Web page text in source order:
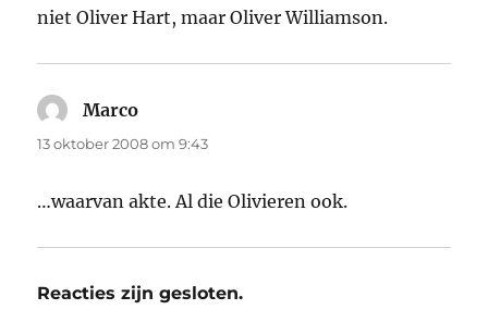
niet Oliver Hart, maar Oliver Williamson.
Marco
13 oktober 2008 om 9:43
…waarvan akte. Al die Olivieren ook.
Reacties zijn gesloten.